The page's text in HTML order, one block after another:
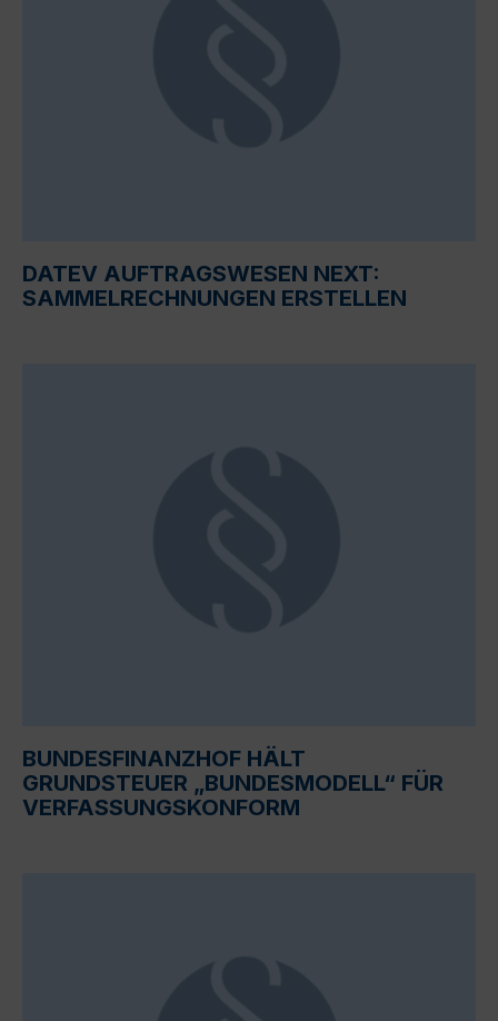
DATEV AUFTRAGSWESEN NEXT:
SAMMELRECHNUNGEN ERSTELLEN
BUNDESFINANZHOF HÄLT
GRUNDSTEUER „BUNDESMODELL“ FÜR
VERFASSUNGSKONFORM